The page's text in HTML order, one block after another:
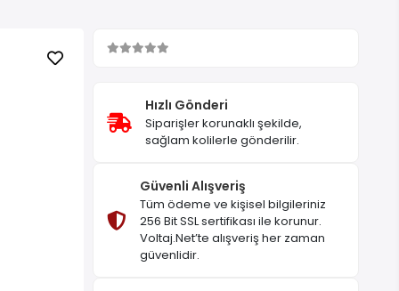
Hızlı Gönderi
Siparişler korunaklı şekilde,
sağlam kolilerle gönderilir.
Güvenli Alışveriş
Tüm ödeme ve kişisel bilgileriniz
256 Bit SSL sertifikası ile korunur.
Voltaj.Net’te alışveriş her zaman
güvenlidir.